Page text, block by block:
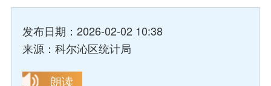
发布日期：2026-02-02 10:38
来源：科尔沁区统计局
朗读